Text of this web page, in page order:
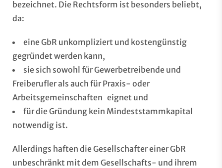
bezeichnet. Die Rechtsform ist besonders beliebt,
da:
eine GbR unkompliziert und kostengünstig
gegründet werden kann,
sie sich sowohl für Gewerbetreibende und
Freiberufler als auch für Praxis- oder
Arbeitsgemeinschaften eignet und
für die Gründung kein Mindeststammkapital
notwendig ist.
Allerdings haften die Gesellschafter einer GbR
unbeschränkt mit dem Gesellschafts- und ihrem